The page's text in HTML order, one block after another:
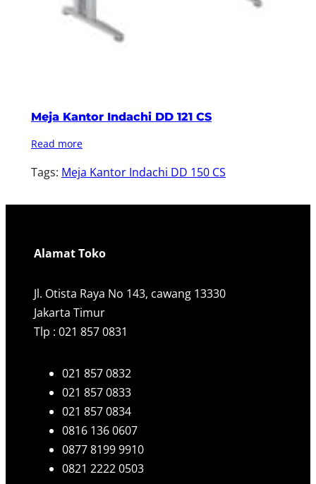
Meja Kantor Indachi DD 121 CS
Read more
Tags: Meja Kantor Indachi DD 150 CS
Alamat Toko
Jl. Otista Raya No 143, cawang 13330
Jakarta Timur
Tlp : 021 857 0831
021 857 0832
021 857 0833
021 857 0834
0816 136 0607
0877 8199 9910
0821 2222 0503